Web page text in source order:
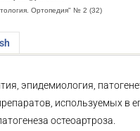
Ортопедия" № 2 (32)
эпидемиология,
используемых
остеоартроза.